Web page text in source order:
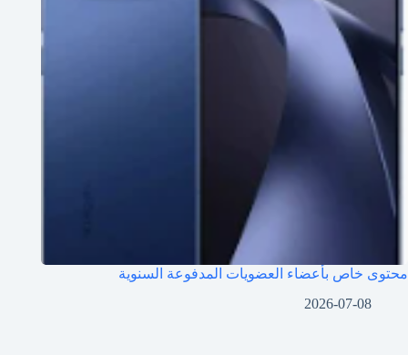
محتوى خاص بأعضاء العضويات المدفوعة السنوية
2026-07-08